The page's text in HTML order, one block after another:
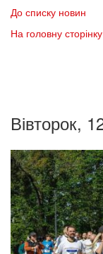
До списку новин
На головну сторінку
Вівторок,